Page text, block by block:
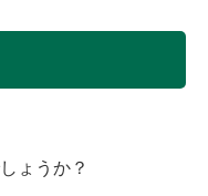
ょうか？